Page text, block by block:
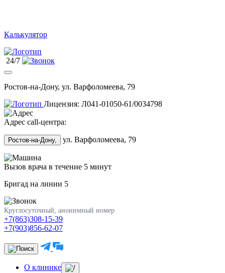
Калькулятор
24/7
Ростов-на-Дону, ул. Варфоломеева, 79
Лицензия: Л041-01050-61/0034798
Адрес call-центра:
Ростов-на-Дону, ул. Варфоломеева, 79
Вызов врача в течение 5 минут
Бригад на линии 5
Круглосуточный, анонимный номер
+7(863)308-15-39
+7(903)856-62-07
О клинике